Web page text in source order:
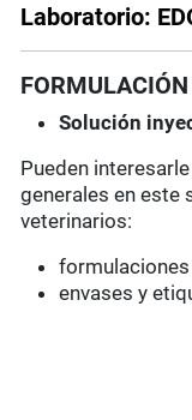
Laboratorio:
FORMULACIÓN
Solución
Pueden
generales en este
veterinarios:
envases y